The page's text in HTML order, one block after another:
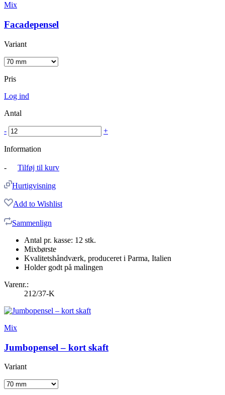
Mix
Facadepensel
Variant
Pris
Log ind
Antal
- +
Information
- Tilføj til kurv
Hurtigvisning
Add to Wishlist
Sammenlign
Antal pr. kasse: 12 stk.
Mixbørste
Kvalitetshåndværk, produceret i Parma, Italien
Holder godt på malingen
Varenr.:
212/37-K
Mix
Jumbopensel – kort skaft
Variant